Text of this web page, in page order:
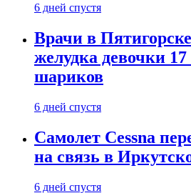
6 дней спустя
Врачи в
желудка девочки
шариков
6 дней спустя
Самолет Cessna
на связь в
6 дней спустя